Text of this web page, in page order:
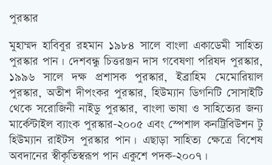
পুরস্কার
মুহাম্মদ হাবিবুর রহমান ১৯৮৪ সালে বাংলা একাডেমী সাহিত্য
পুরস্কার পান। দেশবন্ধু চিত্তরঞ্জন দাস গবেষণা পরিষদ পুরস্কার,
১৯৯৬ সালে দক্ষ প্রশাসক পুরস্কার, ইব্রাহিম মেমোরিয়াল
পুরস্কার, অতীশ দীপংকর পুরস্কার, হিউম্যান ডিগনিটি সোসাইটি
থেকে সরোজিনী নাইডু পুরস্কার, বাংলা ভাষা ও সাহিত্যের জন্য
মার্কেন্টাইল ব্যাংক পুরস্কার-২০০৫ এবং স্পেশাল কনট্রিবিউশন টু
হিউম্যান রাইটস পুরস্কার পান। এছাড়া সাহিত্য ক্ষেত্রে বিশেষ
অবদানের স্বীকৃতিস্বরূপ পান একুশে পদক-২০০৭।